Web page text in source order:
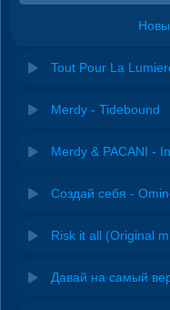
Tout Pour La
Merdy - Tidebound
Merdy & PACANI -
Создай себя -
Risk it all (Original
Давай на самый